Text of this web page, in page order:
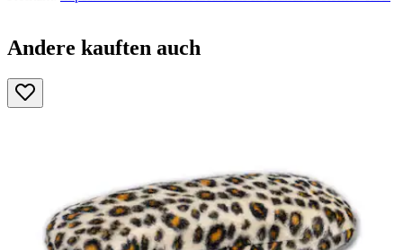
Andere kauften auch